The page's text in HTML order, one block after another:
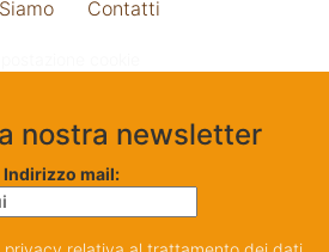
Contatti
nostra newsletter
Indirizzo mail: